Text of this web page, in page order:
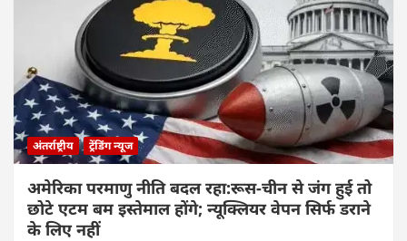
अंतर्राष्ट्रीय ट्रेंडिंग न्यूज
अमेरिका परमाणु नीति बदल रहा:रूस-चीन से जंग हुई तो
छोटे एटम बम इस्तेमाल होंगे; न्यूक्लियर वेपन सिर्फ डराने
के लिए नहीं